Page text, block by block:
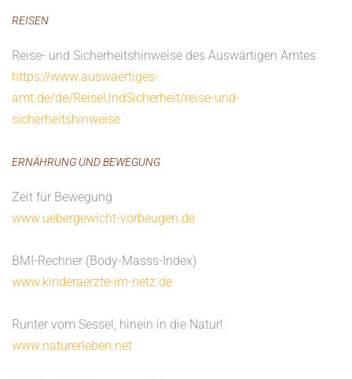
REISEN
Reise- und Sicherheitshinweise des Auswärtigen Amtes
https://www.auswaertiges-
amt.de/de/ReiseUndSicherheit/reise-und-
sicherheitshinweise
ERNÄHRUNG UND BEWEGUNG
Zeit für Bewegung
www.uebergewicht-vorbeugen.de
BMI-Rechner (Body-Masss-Index)
www.kinderaerzte-im-netz.de
Runter vom Sessel, hinein in die Natur!
www.naturerleben.net